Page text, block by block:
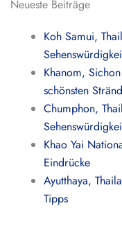
Neueste Beiträge
Koh Samui,
Khanom,
schönsten
Chumphon,
Khao Yai
Eindrücke
Ayutthaya,
Tipps